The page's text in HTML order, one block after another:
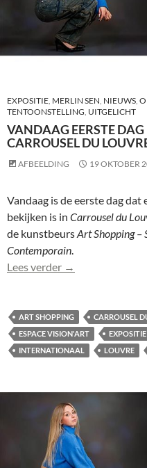
EXPOSITIE, MERLIN SEN, NIEUWS,
TENTOONSTELLING, UITGELICHT
VANDAAG EERSTE
CARROUSEL DU
AFBEELDING 19 OKTOBER
Vandaag is de eerste dag
bekijken is in Carrousel du
de kunstbeursArt Shopping –
Contemporain.
Lees verder Vandaag eerste
→
ART SHOPPING CARROUSEL
ESPACE VISION'ART
EXPOSITIE
INTERNATIONAAL
LOUVRE